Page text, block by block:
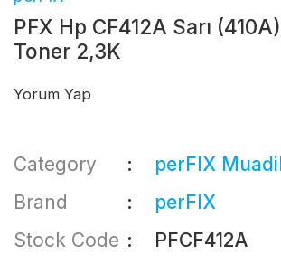
PFX Hp CF412A Sarı
Toner 2,3K
Yorum Yap
Category
perFIX
Brand
perFIX
Stock Code
PFCF412A